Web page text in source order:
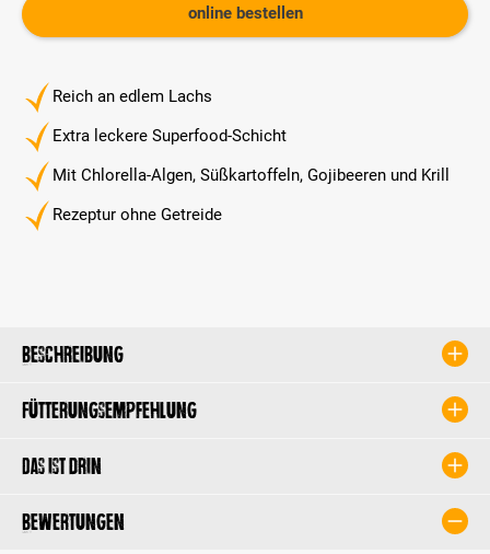
Reich an edlem Lachs
Extra leckere Superfood-Schicht
Mit Chlorella-Algen, Süßkartoffeln, Gojibeeren und Krill
Rezeptur ohne Getreide
online bestellen
Beschreibung
Fütterungsempfehlung
Das ist drin
Bewertungen